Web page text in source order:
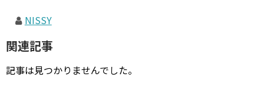
NISSY
関連記事
記事は見つかりませんでした。